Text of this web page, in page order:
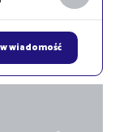
wiadomość